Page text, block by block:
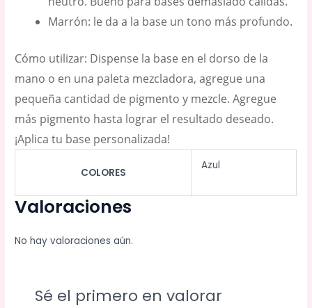
Marrón: le da a la base un tono más profundo.
Cómo utilizar: Dispense la base en el dorso de la
mano o en una paleta mezcladora, agregue una
pequeña cantidad de pigmento y mezcle. Agregue
más pigmento hasta lograr el resultado deseado.
¡Aplica tu base personalizada!
COLORES
Azul
Valoraciones
No hay valoraciones aún.
Sé el primero en valorar